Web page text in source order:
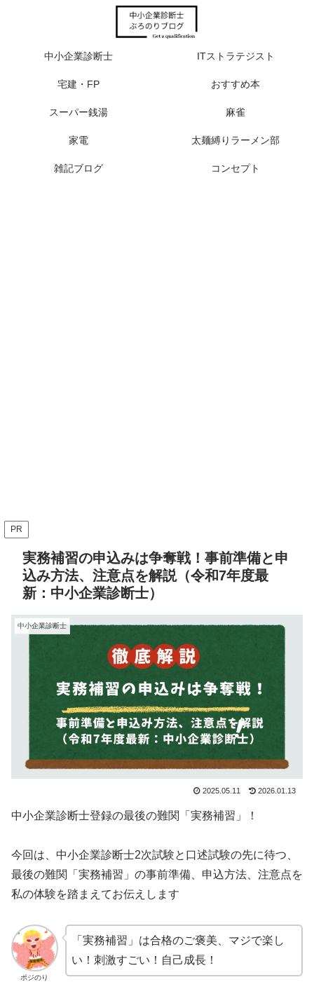
中小企業診断士 ITストラテジスト
宅建・FP おすすめ本
スーパー銭湯 麻雀
家電 太麺縛りラーメン部
雑記ブログ コンセプト
PR
実務補習の申込みは争奪戦！事前準備と申
込み方法、注意点を解説（令和7年度最
新：中小企業診断士）
中小企業診断士
2025.05.11 2026.01.13
中小企業診断士登録の最後の難関「実務補習」！
今回は、中小企業診断士2次試験と口述試験の先に待つ、
最後の難関「実務補習」の事前準備、申込方法、注意点を
私の体験を踏まえてお伝えします
ポジのり
「実務補習」は合格のご褒美、マジで楽し
い！刺激すごい！自己成長！